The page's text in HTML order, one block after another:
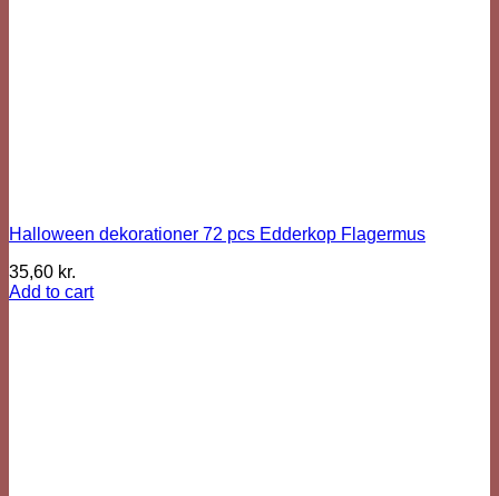
Halloween dekorationer 72 pcs Edderkop Flagermus
35,60 kr.
Add to cart